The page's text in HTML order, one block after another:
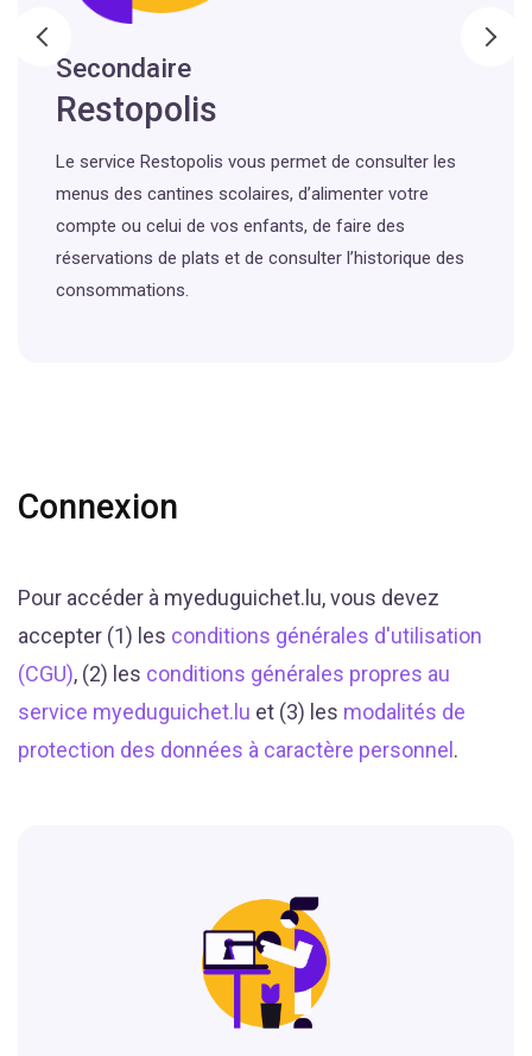
Secondaire
Restopolis
Le service Restopolis vous permet de consulter les
menus des cantines scolaires, d’alimenter votre
compte ou celui de vos enfants, de faire des
réservations de plats et de consulter l’historique des
consommations.
Connexion
Pour accéder à myeduguichet.lu, vous devez
accepter (1) les conditions générales d'utilisation
(CGU), (2) les conditions générales propres au
service myeduguichet.lu et (3) les modalités de
protection des données à caractère personnel .